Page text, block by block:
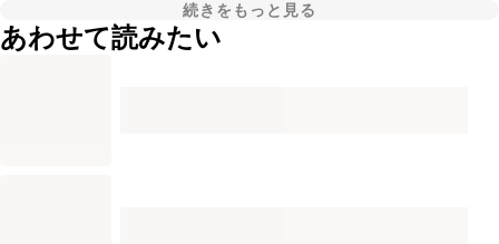
続きをもっと見る
あわせて読みたい